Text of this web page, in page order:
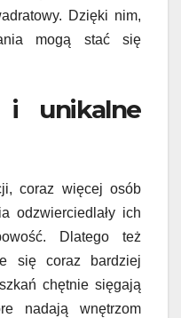
Dzięki nim,
mogą stać się
i unikalne
coraz więcej osób
odzwierciedlały ich
Dlatego też
się coraz bardziej
chętnie sięgają
nadają wnętrzom